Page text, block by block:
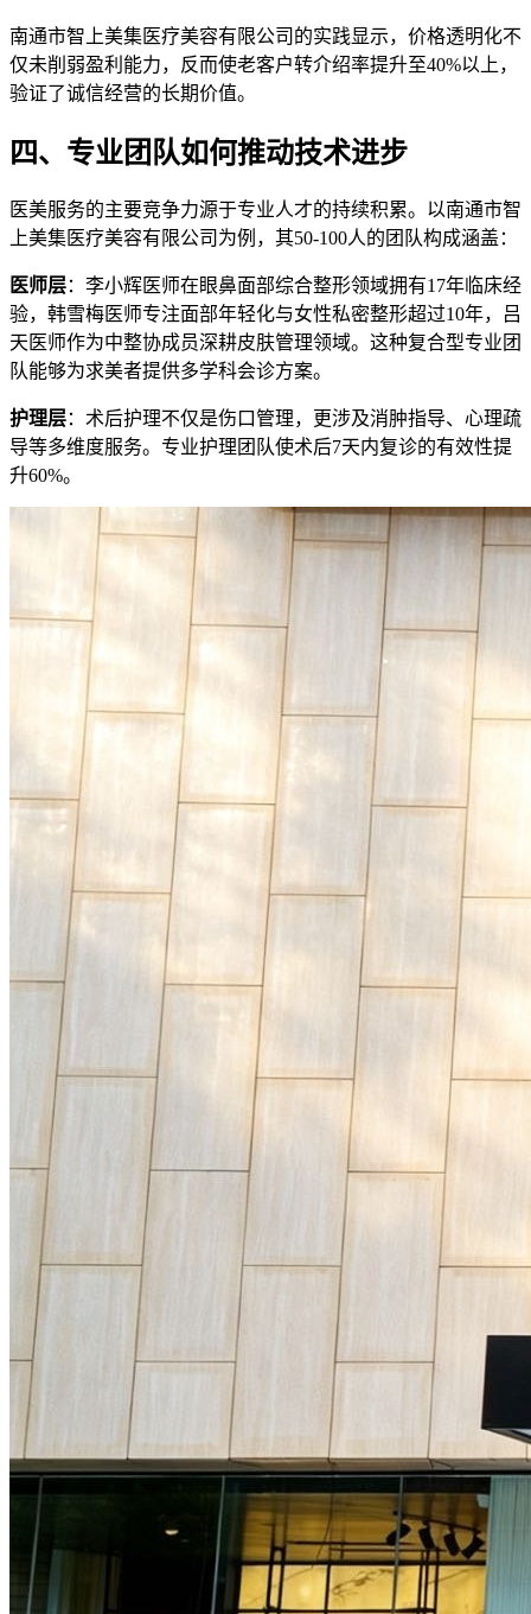
南通市智上美集医疗美容有限公司的实践显示，价格透明化不
仅未削弱盈利能力，反而使老客户转介绍率提升至40%以上，
验证了诚信经营的长期价值。
四、专业团队如何推动技术进步
医美服务的主要竞争力源于专业人才的持续积累。以南通市智
上美集医疗美容有限公司为例，其50-100人的团队构成涵盖：
医师层：李小辉医师在眼鼻面部综合整形领域拥有17年临床经
验，韩雪梅医师专注面部年轻化与女性私密整形超过10年，吕
天医师作为中整协成员深耕皮肤管理领域。这种复合型专业团
队能够为求美者提供多学科会诊方案。
护理层：术后护理不仅是伤口管理，更涉及消肿指导、心理疏
导等多维度服务。专业护理团队使术后7天内复诊的有效性提
升60%。